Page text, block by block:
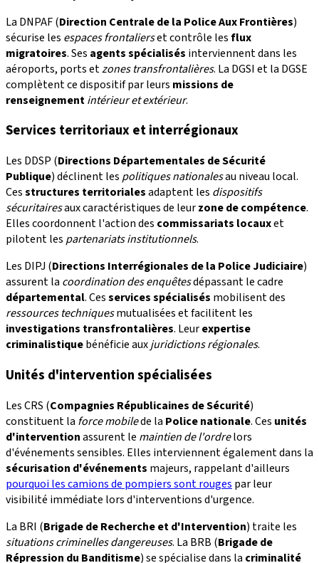
La DNPAF (Direction Centrale de la Police Aux Frontières)
sécurise les espaces frontalierset contrôle lesflux
migratoires. Ses agents spécialisés interviennent dans les
aéroports, ports etzones transfrontalières. La DGSI et la DGSE
complètent ce dispositif par leurs missions de
renseignementintérieur et extérieur.
Services territoriaux et interrégionaux
Les DDSP (Directions Départementales de Sécurité
Publique) déclinent les politiques nationalesau niveau local.
Cesstructures territorialesadaptent les dispositifs
sécuritairesaux caractéristiques de leurzone de compétence.
Elles coordonnent l'action des commissariats locauxet
pilotent les partenariats institutionnels.
Les DIPJ (Directions Interrégionales de la Police Judiciaire)
assurent la coordination des enquêtesdépassant le cadre
départemental. Cesservices spécialisés mobilisent des
ressources techniquesmutualisées et facilitent les
investigations transfrontalières. Leurexpertise
criminalistiquebénéficie auxjuridictions régionales.
Unités d'intervention spécialisées
Les CRS (Compagnies Républicaines de Sécurité)
constituent la force mobilede la Police nationale. Ces unités
d'interventionassurent le maintien de l'ordrelors
d'événements sensibles. Elles interviennent également dans la
sécurisation d'événements majeurs, rappelant d'ailleurs
pourquoi les camions de pompiers sont rouges par leur
visibilité immédiate lors d'interventions d'urgence.
La BRI (Brigade de Recherche et d'Intervention) traite les
situations criminelles dangereuses. La BRB (Brigade de
Répression du Banditisme) se spécialise dans la criminalité